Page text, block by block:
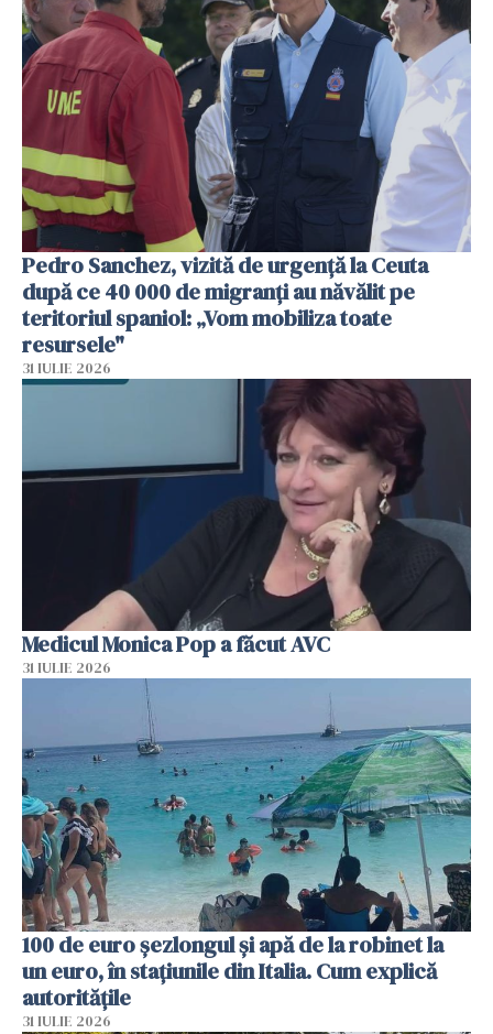
Pedro Sanchez, vizită de urgență la Ceuta
după ce 40 000 de migranți au năvălit pe
teritoriul spaniol: „Vom mobiliza toate
resursele"
31 IULIE 2026
Medicul Monica Pop a făcut AVC
31 IULIE 2026
100 de euro șezlongul și apă de la robinet la
un euro, în stațiunile din Italia. Cum explică
autoritățile
31 IULIE 2026